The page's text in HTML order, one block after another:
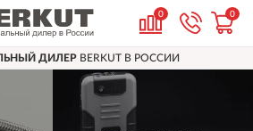
0 0
ДИЛЕРBERKUT В РОССИИ